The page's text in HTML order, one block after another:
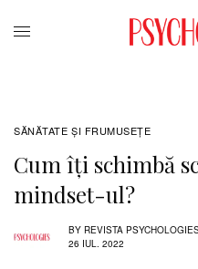
SĂNĂTATE ŞI FRUMUSEȚE
Cum îți schimbă
mindset-ul?
BY REVISTA
26 IUL. 2022